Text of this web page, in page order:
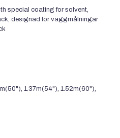
special coating for solvent
designad för väggmålningar
1.37m(54"), 1.52m(60"),